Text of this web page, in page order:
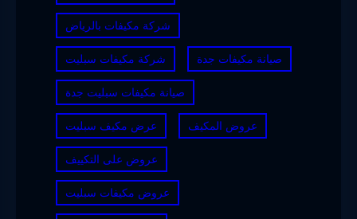
شركة مكيفات بالرياض
شركة مكيفات سبليت صيانة مكيفات جدة
صيانة مكيفات سبليت جدة
عرض مكيف سبليت عروض المكيف
عروض على التكييف
عروض مكيفات سبليت